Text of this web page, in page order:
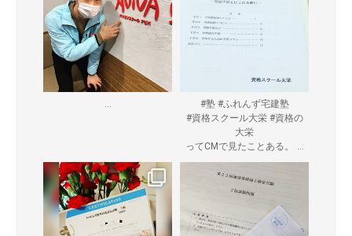
...
#塾 #ふれんず宅建塾
#資格スクール大栄 #資格の
大栄
ってCMで見たことある。
...